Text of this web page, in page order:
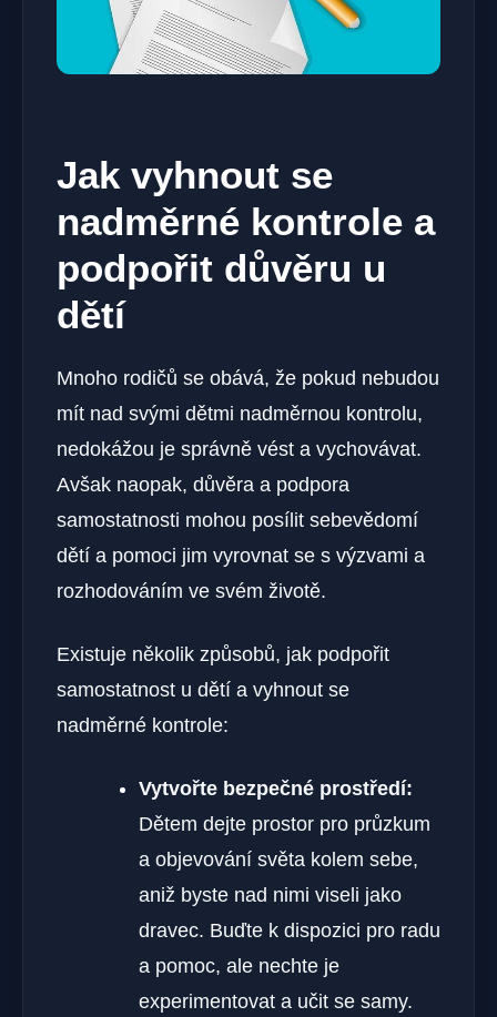
Jak vyhnout se
nadměrné kontrole a
podpořit důvěru u
dětí
Mnoho rodičů se obává, že pokud nebudou
mít nad svými dětmi nadměrnou kontrolu,
nedokážou je správně vést a vychovávat.
Avšak naopak, důvěra a podpora
samostatnosti mohou posílit sebevědomí
dětí a pomoci jim vyrovnat se s výzvami a
rozhodováním ve svém životě.
Existuje několik způsobů, jak podpořit
samostatnost u dětí a vyhnout se
nadměrné kontrole:
Vytvořte bezpečné prostředí:
Dětem dejte prostor pro průzkum
a objevování světa kolem sebe,
aniž byste nad nimi viseli jako
dravec. Buďte k dispozici pro radu
a pomoc, ale nechte je
experimentovat a učit se samy.